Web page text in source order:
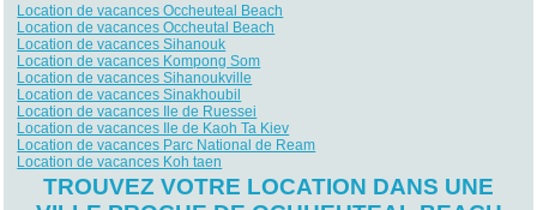
Location de vacances Occheuteal Beach
Location de vacances Occheutal Beach
Location de vacances Sihanouk
Location de vacances Kompong Som
Location de vacances Sihanoukville
Location de vacances Sinakhoubil
Location de vacances Ile de Ruessei
Location de vacances Ile de Kaoh Ta Kiev
Location de vacances Parc National de Ream
Location de vacances Koh taen
TROUVEZ VOTRE LOCATION DANS UNE